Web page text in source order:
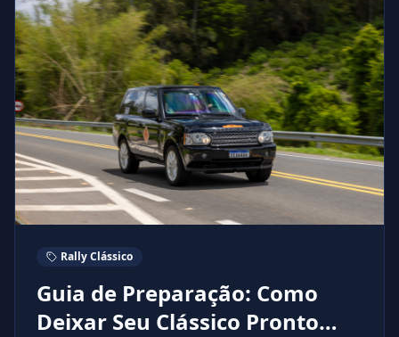
Rally Clássico
Guia de Preparação: Como
Deixar Seu Clássico Pronto